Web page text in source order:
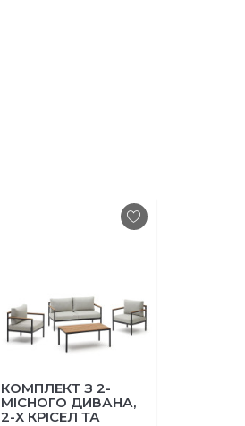
КОМПЛЕКТ З 2-
МІСНОГО ДИВАНА,
2-Х КРІСЕЛ ТА